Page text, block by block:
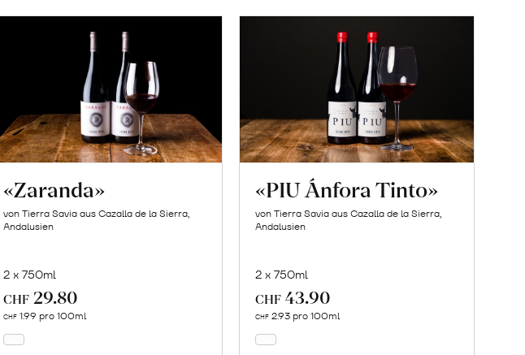
«Zaranda»
von Tierra Savia aus Cazalla de la Sierra,
Andalusien
2 x 750ml
CHF 29.80
CHF 1.99 pro 100ml
«PIU Ánfora Tinto»
von Tierra Savia aus Cazalla de la Sierra,
Andalusien
2 x 750ml
CHF 43.90
CHF 2.93 pro 100ml